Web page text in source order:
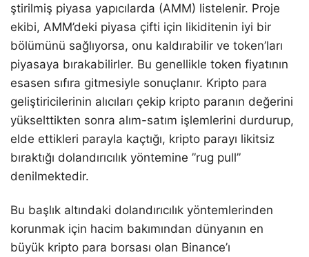
ştirilmiş piyasa yapıcılarda (AMM) listelenir. Proje
ekibi, AMM’deki piyasa çifti için likiditenin iyi bir
bölümünü sağlıyorsa, onu kaldırabilir ve token’ları
piyasaya bırakabilirler. Bu genellikle token fiyatının
esasen sıfıra gitmesiyle sonuçlanır. Kripto para
geliştiricilerinin alıcıları çekip kripto paranın değerini
yükselttikten sonra alım-satım işlemlerini durdurup,
elde ettikleri parayla kaçtığı, kripto parayı likitsiz
bıraktığı dolandırıcılık yöntemine ”rug pull”
denilmektedir.
Bu başlık altındaki dolandırıcılık yöntemlerinden
korunmak için hacim bakımından dünyanın en
büyük kripto para borsası olan Binance’ı